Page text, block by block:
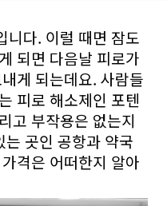
니다. 이럴 때면 잠도
되면 다음날 피로가
게 되는데요. 사람들
피로 해소제인 포텐
고 부작용은 없는지
곳인 공항과 약국
격은 어떠한지 알아